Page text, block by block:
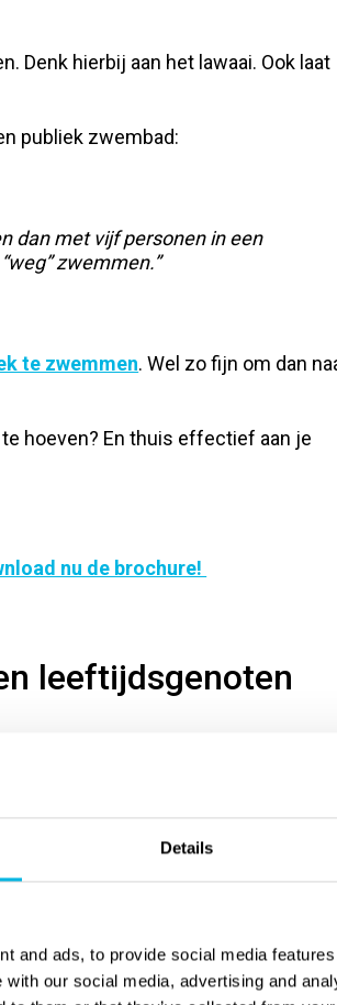
Details
and ads, to provide social media
our social media, advertising and
Denk hierbij aan het lawaai. Ook laat
publiek zwembad:
dan met vijf personen in een
zwemmen.”
te zwemmen. Wel zo fijn om dan
hoeven? En thuis effectief aan je
nu de brochure!
leeftijdsgenoten
een minder dan ideale sport voor
met 12 jaar en dan pas weer vanaf
je met een generatiekloof te maken